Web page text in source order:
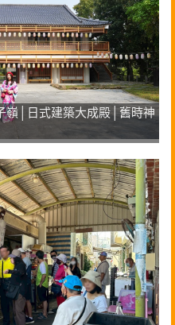
嶺│日式建築大成殿│舊時神